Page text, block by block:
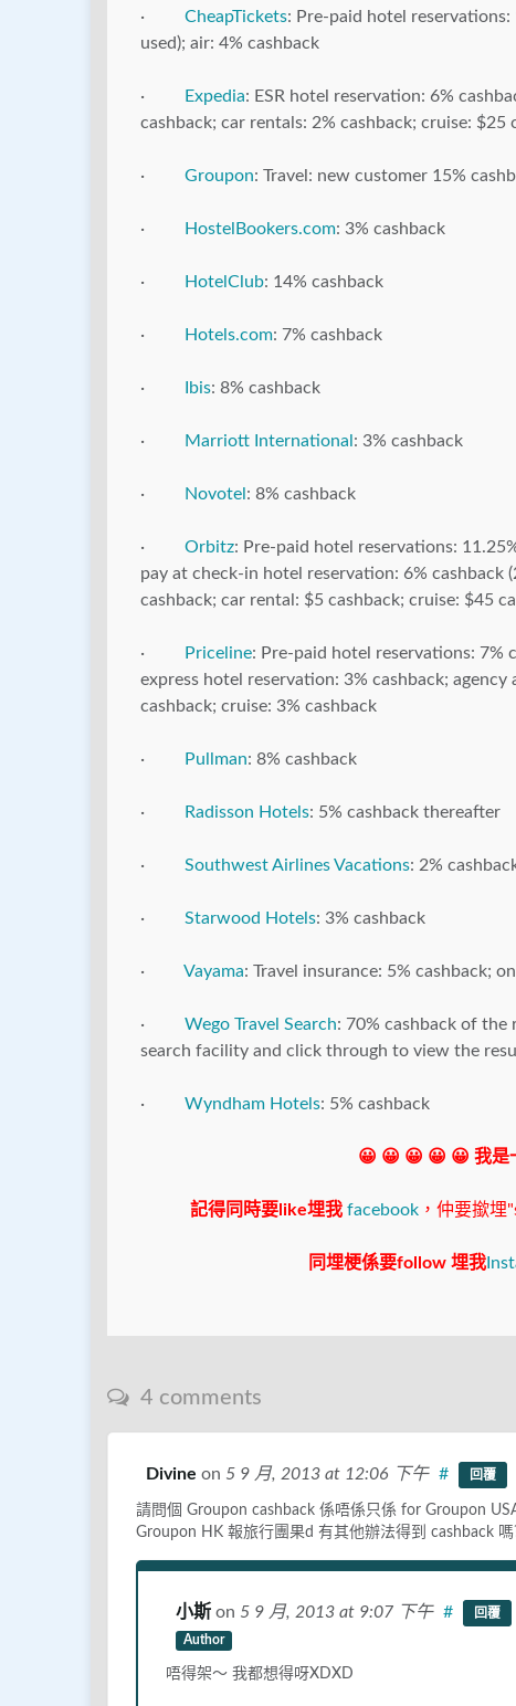
· CheapTickets: Pre-paid hotel
used); air: 4% cashback
· Expedia: ESR hotel reservation: 6%
cashback; car rentals: 2% cashback; cruise: $25
· Groupon: Travel: new customer 15%
· HostelBookers.com: 3% cashback
· HotelClub: 14% cashback
· Hotels.com: 7% cashback
· Ibis: 8% cashback
· Marriott International : 3% cashback
· Novotel : 8% cashback
· Orbitz: Pre-paid hotel reservations:
pay at check-in hotel reservation: 6% cashback
cashback; car rental: $5 cashback; cruise: $45
· Priceline: Pre-paid hotel reservations: 7%
express hotel reservation: 3% cashback;
cashback; cruise: 3% cashback
· Pullman: 8% cashback
· Radisson Hotels: 5% cashback thereafter
· Southwest Airlines Vacations: 2%
· Starwood Hotels: 3% cashback
· Vayama: Travel insurance: 5% cashback;
· Wego Travel Search: 70% cashback of the
search facility and click through to view the
· Wyndham Hotels: 5% cashback
😀 😀 😀 😀 😀 我是
記得同時要like埋我 facebook ，仲要撳埋
同埋梗係要follow 埋我
4 comments
Divine on 5 9 月, 2013 at 12:06 下午 # 回覆
請問個 Groupon cashback 係唔係只係 for Groupon
Groupon HK 報旅行團果d 有其他辦法得到 cashback 嗎
小斯 on 5 9 月, 2013 at 9:07 下午
Author
# 回覆
唔得架〜 我都想得呀XDXD